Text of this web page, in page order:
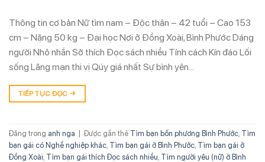
Thông tin cơ bản Nữ tìm nam – Độc thân – 42 tuổi – Cao 153
cm – Nặng 50 kg – Đại học Nơi ở Đồng Xoài, Bình Phước Dáng
người Nhỏ nhắn Sở thích Đọc sách nhiều Tính cách Kín đáo Lối
sống Lãng mạn thi vị Qúy giá nhất Sự bình yên…
TIẾP TỤC ĐỌC →
Đăng trong anh nga Được gắn thẻ Tìm bạn bốn phương Bình Phước, Tìm
bạn gái có Nghề nghiệp khác, Tìm bạn gái ở Bình Phước, Tìm bạn gái ở
Đồng Xoài, Tìm bạn gái thích Đọc sách nhiều, Tìm người yêu (nữ) ở Bình